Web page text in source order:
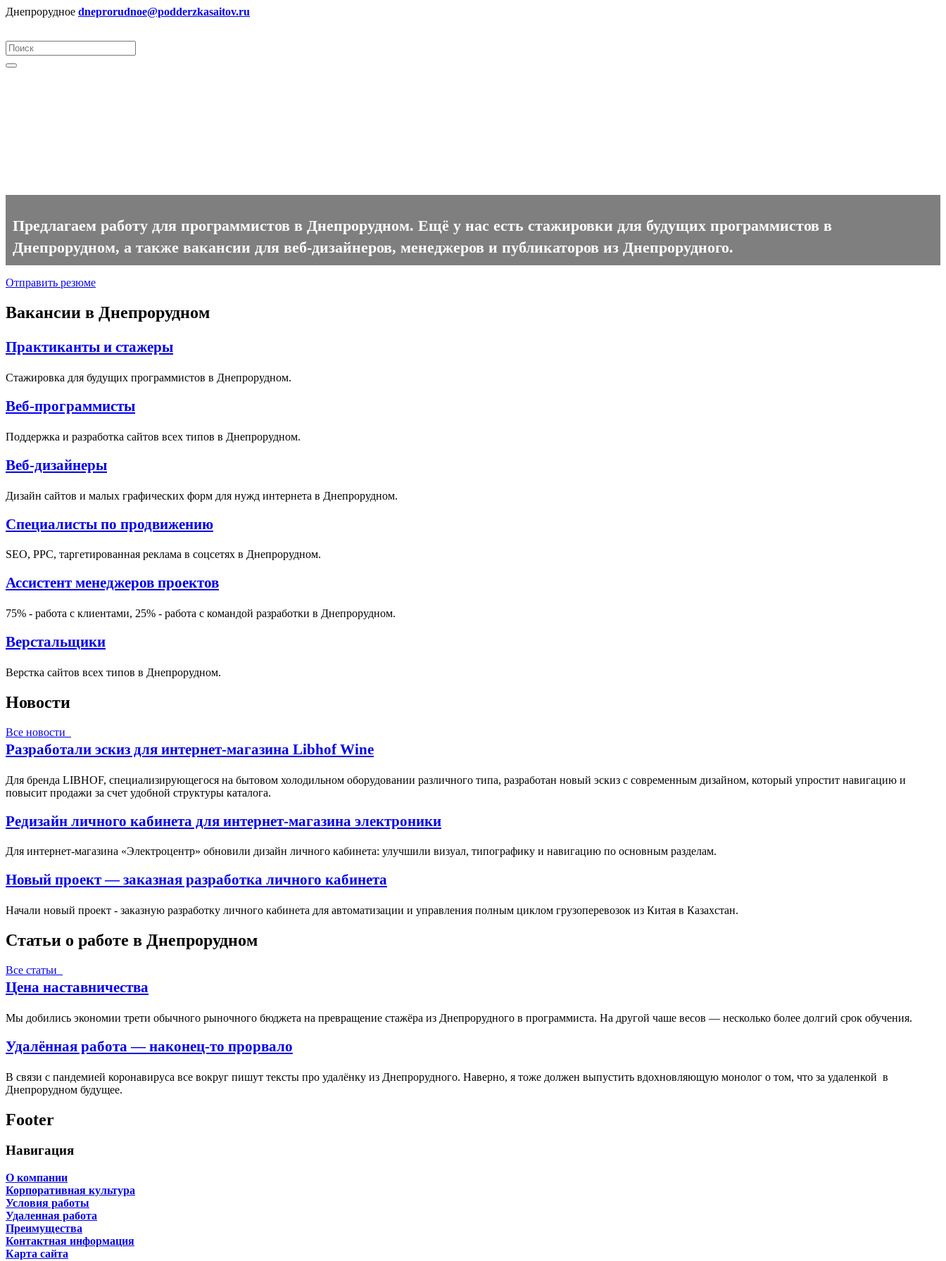
Днепрорудное dneprorudnoe@podderzkasaitov.ru
Предлагаем работу для программистов в Днепрорудном. Ещё у нас есть стажировки для будущих программистов в
Днепрорудном, а также вакансии для веб-дизайнеров, менеджеров и публикаторов из Днепрорудного.
Отправить резюме
Вакансии в Днепрорудном
Практиканты и стажеры
Стажировка для будущих программистов в Днепрорудном.
Веб-программисты
Поддержка и разработка сайтов всех типов в Днепрорудном.
Веб-дизайнеры
Дизайн сайтов и малых графических форм для нужд интернета в Днепрорудном.
Специалисты по продвижению
SEO, PPC, таргетированная реклама в соцсетях в Днепрорудном.
Ассистент менеджеров проектов
75% - работа с клиентами, 25% - работа с командой разработки в Днепрорудном.
Верстальщики
Верстка сайтов всех типов в Днепрорудном.
Новости
Все новости
Разработали эскиз для интернет-магазина Libhof Wine
Для бренда LIBHOF, специализирующегося на бытовом холодильном оборудовании различного типа, разработан новый эскиз с современным дизайном, который упростит навигацию и
повысит продажи за счет удобной структуры каталога.
Редизайн личного кабинета для интернет-магазина электроники
Для интернет-магазина «Электроцентр» обновили дизайн личного кабинета: улучшили визуал, типографику и навигацию по основным разделам.
Новый проект — заказная разработка личного кабинета
Начали новый проект - заказную разработку личного кабинета для автоматизации и управления полным циклом грузоперевозок из Китая в Казахстан.
Статьи о работе в Днепрорудном
Все статьи
Цена наставничества
Мы добились экономии трети обычного рыночного бюджета на превращение стажёра из Днепрорудного в программиста. На другой чаше весов — несколько более долгий срок обучения.
Удалённая работа — наконец-то прорвало
В связи с пандемией коронавируса все вокруг пишут тексты про удалёнку из Днепрорудного. Наверно, я тоже должен выпустить вдохновляющую монолог о том, что за удаленкой в
Днепрорудном будущее.
Footer
Навигация
О компании
Корпоративная культура
Условия работы
Удаленная работа
Преимущества
Контактная информация
Карта сайта